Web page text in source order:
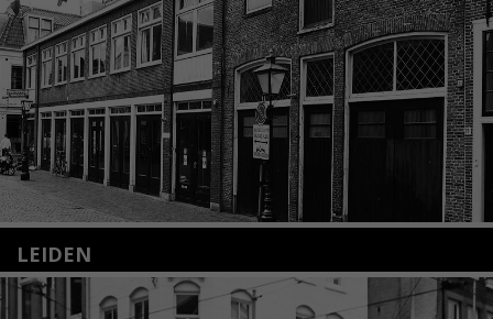
LEIDEN
Nieuwstraat 35
2312 KA Leiden